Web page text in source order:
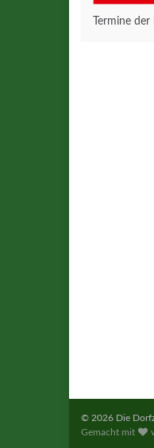
Termine
© 2026 Die
Gemacht mit